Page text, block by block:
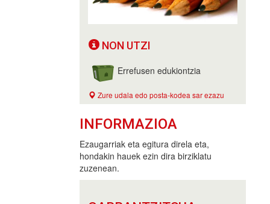
NON UTZI
Errefusen edukiontzia
Zure udala edo posta-kodea sar ezazu
INFORMAZIOA
Ezaugarriak eta egitura direla eta,
hondakin hauek ezin dira birziklatu
zuzenean.